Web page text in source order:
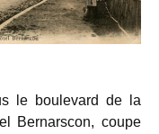
le boulevard de la
Bernarscon, coupe